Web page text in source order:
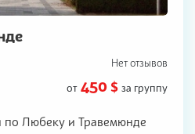
Нет отзывов
от 450 $ за группу
по Любеку и Травемюнде